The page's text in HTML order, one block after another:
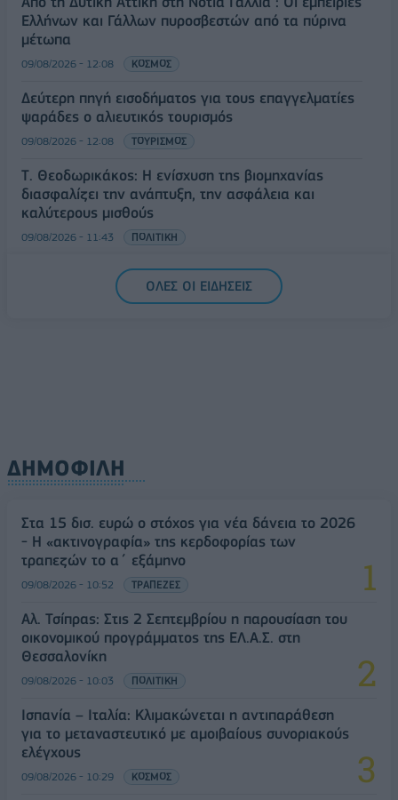
Ελλήνων και Γάλλων πυροσβεστών από τα πύρινα
μέτωπα
09/08/2026 - 12:08 ΚΟΣΜΟΣ
Δεύτερη πηγή εισοδήματος για τους επαγγελματίες
ψαράδες ο αλιευτικός τουρισμός
09/08/2026 - 12:08 ΤΟΥΡΙΣΜΟΣ
Τ. Θεοδωρικάκος: Η ενίσχυση της βιομηχανίας
διασφαλίζει την ανάπτυξη, την ασφάλεια και
καλύτερους μισθούς
09/08/2026 - 11:43 ΠΟΛΙΤΙΚΗ
Υπ. Μεταφορών: Οριστική λύση στο ζήτημα των
πινακίδων κυκλοφορίας - Τέλος στις χρονοβόρες
ΟΛΕΣ ΟΙ ΕΙΔΗΣΕΙΣ
ΔΗΜΟΦΙΛΗ
Στα 15 δισ. ευρώ ο στόχος για νέα δάνεια το 2026
- Η «ακτινογραφία» της κερδοφορίας των
τραπεζών το α΄ εξάμηνο
09/08/2026 - 10:52 ΤΡΑΠΕΖΕΣ
Αλ. Τσίπρας: Στις 2 Σεπτεμβρίου η παρουσίαση του
οικονομικού προγράμματος της ΕΛ.Α.Σ. στη
Θεσσαλονίκη
09/08/2026 - 10:03 ΠΟΛΙΤΙΚΗ
Ισπανία – Ιταλία: Κλιμακώνεται η αντιπαράθεση
για το μεταναστευτικό με αμοιβαίους συνοριακούς
ελέγχους
09/08/2026 - 10:29 ΚΟΣΜΟΣ